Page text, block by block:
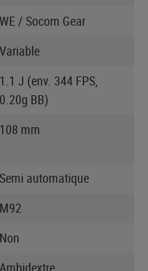
WE / Socom Gear
Variable
1.1 J (env. 344 FPS,
0.20g BB)
108 mm
Semi automatique
M92
Non
Ambidextre